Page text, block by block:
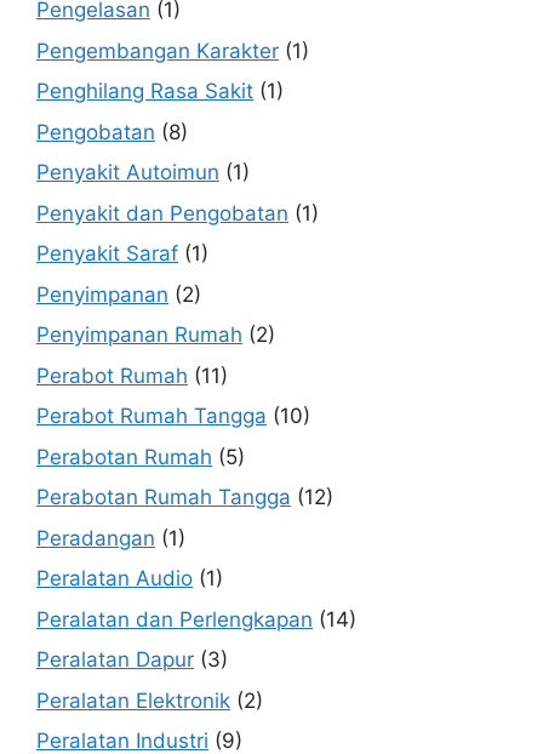
Pengelasan (1)
Pengembangan Karakter (1)
Penghilang Rasa Sakit (1)
Pengobatan (8)
Penyakit Autoimun (1)
Penyakit dan Pengobatan (1)
Penyakit Saraf (1)
Penyimpanan (2)
Penyimpanan Rumah (2)
Perabot Rumah (11)
Perabot Rumah Tangga (10)
Perabotan Rumah (5)
Perabotan Rumah Tangga (12)
Peradangan (1)
Peralatan Audio (1)
Peralatan dan Perlengkapan (14)
Peralatan Dapur (3)
Peralatan Elektronik (2)
Peralatan Industri (9)